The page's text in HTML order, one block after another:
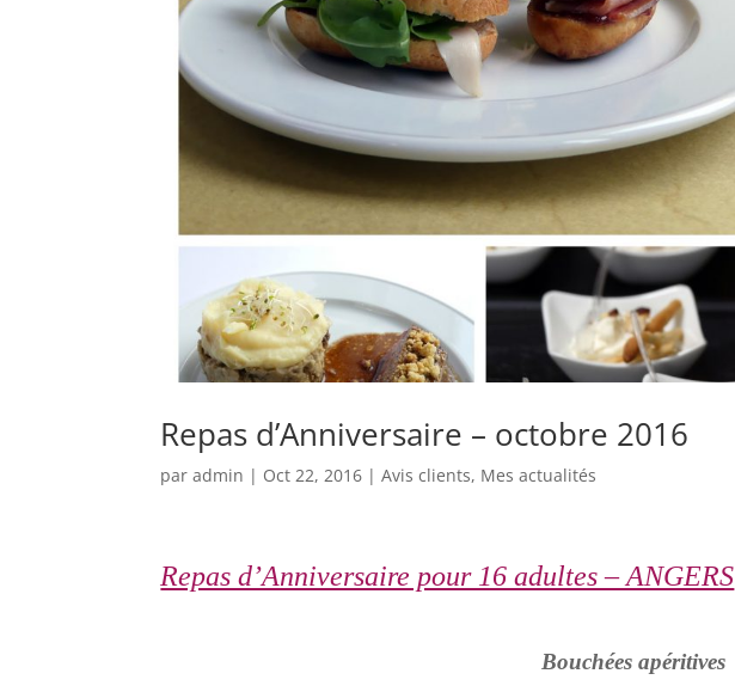
Repas d’Anniversaire – octobre 2016
paradmin | Oct 22, 2016 |Avis clients, Mes actualités
Repas d’Anniversaire pour 16 adultes – ANGERS
Bouchées apéritives